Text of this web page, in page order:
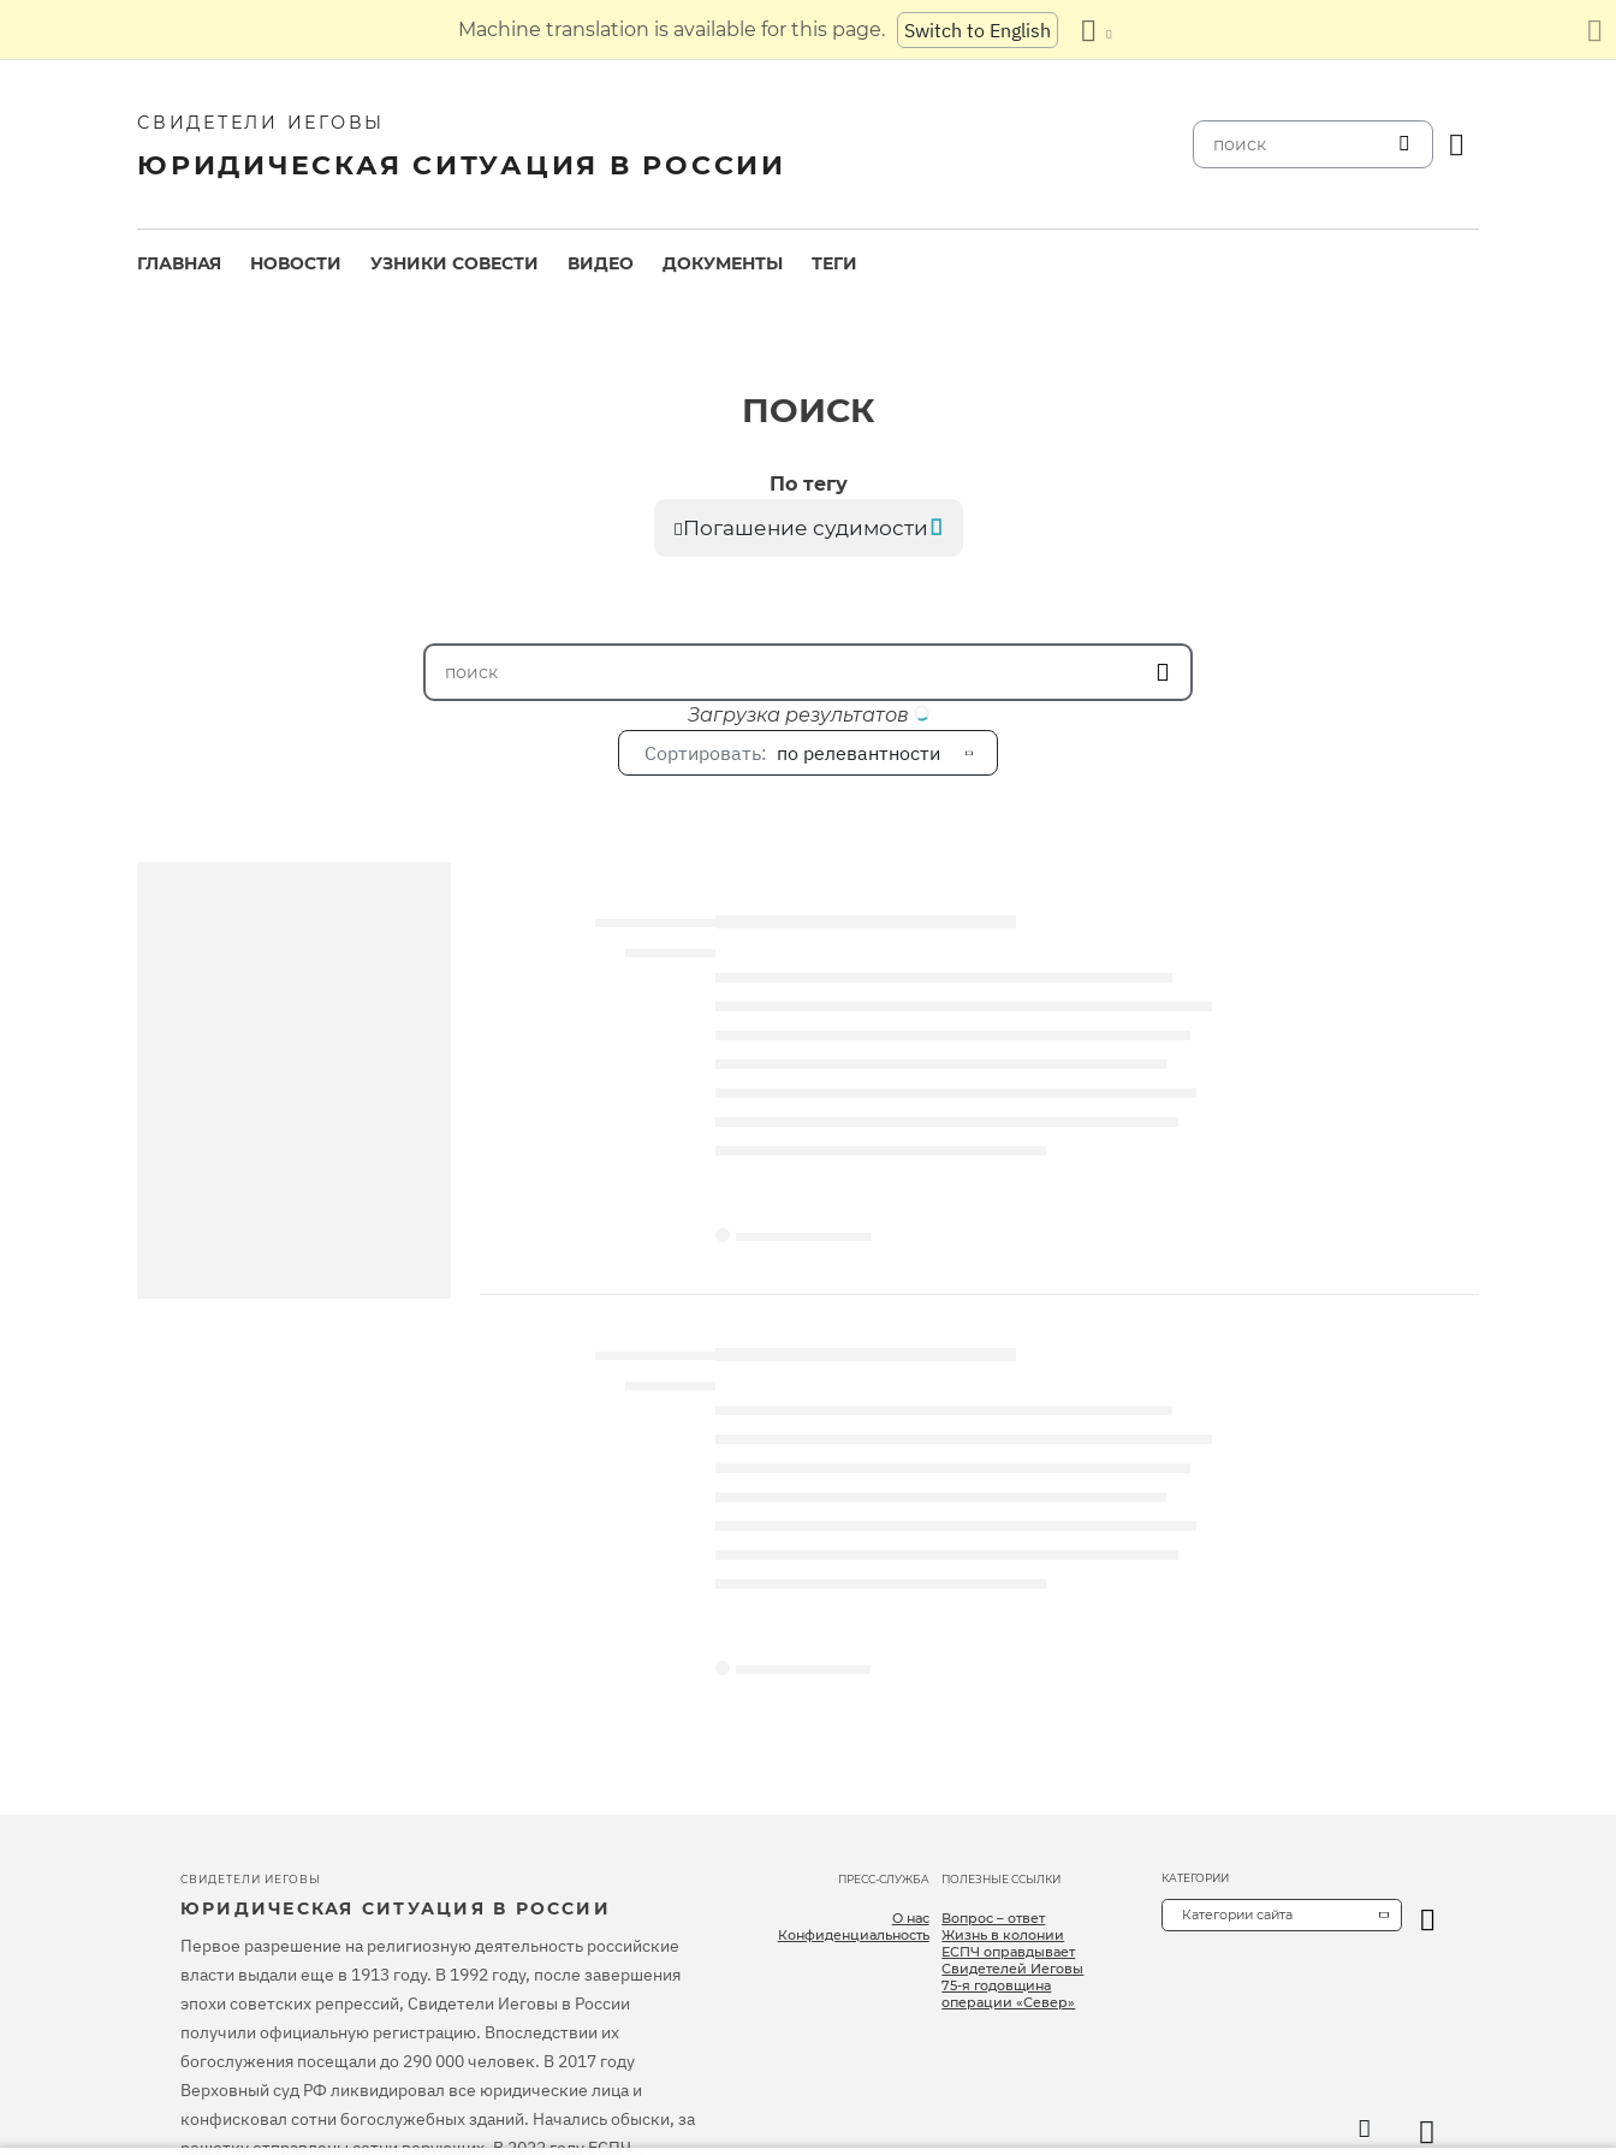
Machine translation is available for this page. Switch to English
СВИДЕТЕЛИ ИЕГОВЫ
ЮРИДИЧЕСКАЯ СИТУАЦИЯ В РОССИИ
ГЛАВНАЯ НОВОСТИ УЗНИКИ СОВЕСТИ ВИДЕО ДОКУМЕНТЫ ТЕГИ
ПОИСК
По тегу
Погашение судимости
Загрузка результатов
Сортировать: по релевантности
СВИДЕТЕЛИ ИЕГОВЫ
ЮРИДИЧЕСКАЯ СИТУАЦИЯ В РОССИИ
Первое разрешение на религиозную деятельность российские
власти выдали еще в 1913 году. В 1992 году, после завершения
эпохи советских репрессий, Свидетели Иеговы в России
получили официальную регистрацию. Впоследствии их
богослужения посещали до 290 000 человек. В 2017 году
Верховный суд РФ ликвидировал все юридические лица и
конфисковал сотни богослужебных зданий. Начались обыски, за
решетку отправлены сотни верующих. В 2022 году ЕСПЧ
ПРЕСС-СЛУЖБА
О нас
Конфиденциальность
ПОЛЕЗНЫЕ ССЫЛКИ
Вопрос – ответ
Жизнь в колонии
ЕСПЧ оправдывает
Свидетелей Иеговы
75-я годовщина
операции «Север»
КАТЕГОРИИ
Категории сайта